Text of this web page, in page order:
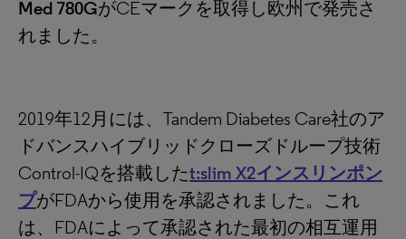
Med 780GがCEマークを取得し欧州で発売さ
れました。
2019年12月には、Tandem Diabetes Care社のア
ドバンスハイブリッドクローズドループ技術
Control-IQを搭載したt:slim X2インスリンポン
プがFDAから使用を承認されました。これ
は、FDAによって承認された最初の相互運用